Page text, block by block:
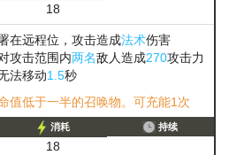
18
在远程位，攻击造成法术伤害
攻击范围内两名敌人造成270攻击力
法移动1.5秒
值低于一半的召唤物。可充能1次
消耗
18
持续